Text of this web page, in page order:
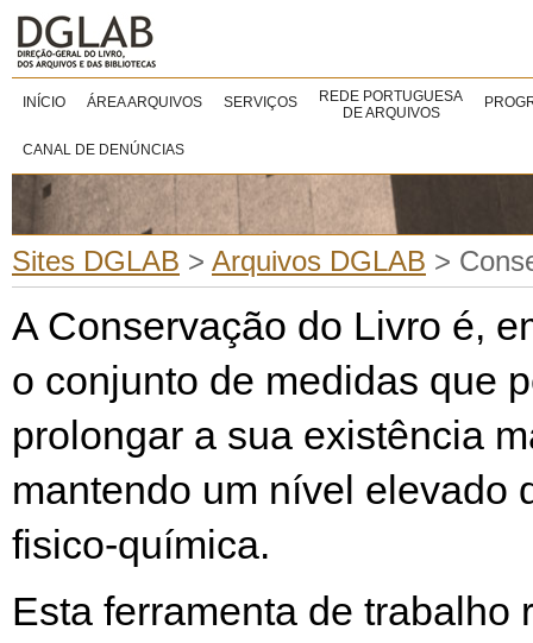
INÍCIO ÁREA ARQUIVOS SERVIÇOS
REDE PORTUGUESA
DE ARQUIVOS
CANAL DE DENÚNCIAS
Sites DGLAB > Arquivos DGLAB >
A Conservação do Livro é,
o conjunto de medidas que
prolongar a sua existência
mantendo um nível elevado
fisico-química.
Esta ferramenta de trabalho